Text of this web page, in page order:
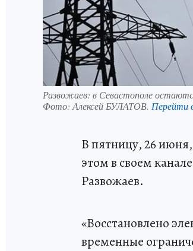
Развожаев: в Севастополе
Фото: Алексей БУЛАТОВ. Перейти
В пятницу, 26
этом в своем
Развожаев.
«Восстановлено
временные